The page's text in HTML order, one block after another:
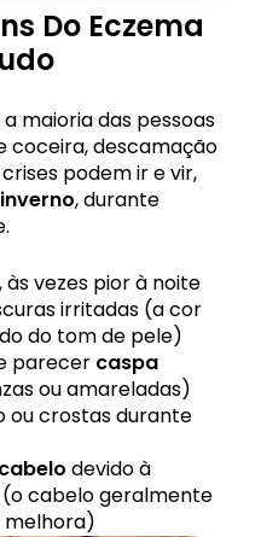
Do Eczema
maioria das pessoas
coceira, descamação
podem ir e vir,
inverno, durante
vezes pior à noite
irritadas (a cor
do tom de pele)
parecer caspa
ou amareladas)
ou crostas durante
cabelo devido à
cabelo geralmente
melhora)